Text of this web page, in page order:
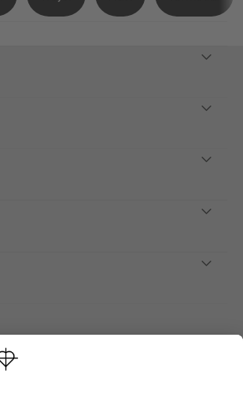
Internationellt